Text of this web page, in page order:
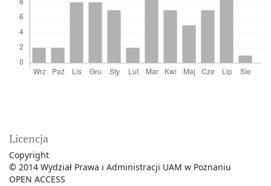
Licencja
Copyright
© 2014 Wydział Prawa i Administracji UAM w Poznaniu
OPEN ACCESS